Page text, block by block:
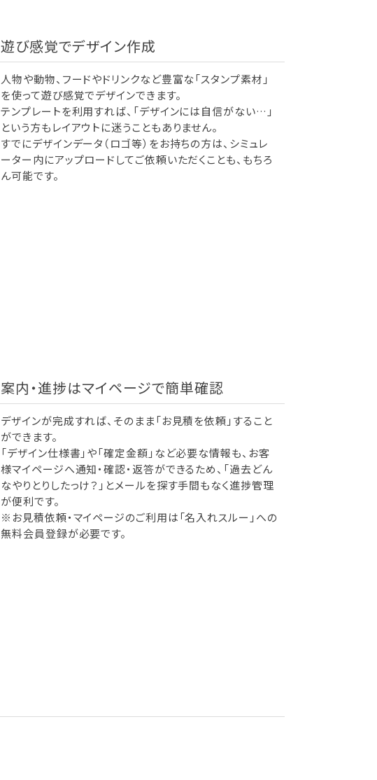
遊び感覚でデザイン作成
人物や動物、フードやドリンクなど豊富な「スタンプ素材」
を使って遊び感覚でデザインできます。
テンプレートを利用すれば、「デザインには自信がない…」
という方もレイアウトに迷うこともありません。
すでにデザインデータ（ロゴ等）をお持ちの方は、シミュレ
ーター内にアップロードしてご依頼いただくことも、もちろ
ん可能です。
案内・進捗はマイページで簡単確認
デザインが完成すれば、そのまま「お見積を依頼」すること
ができます。
「デザイン仕様書」や「確定金額」など必要な情報も、お客
様マイページへ通知・確認・返答ができるため、「過去どん
なやりとりしたっけ？」とメールを探す手間もなく進捗管理
が便利です。
※お見積依頼・マイページのご利用は「名入れスルー」への
無料会員登録が必要です。